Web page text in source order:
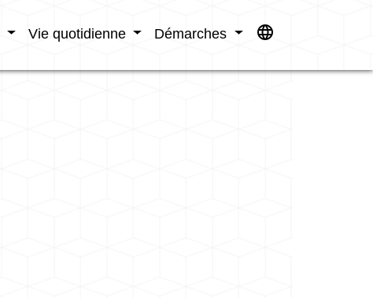
Vie quotidienne Démarches language